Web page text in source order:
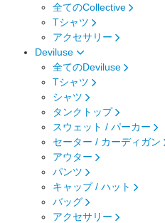
全てのCollective
Tシャツ
アクセサリー
Deviluse
全てのDeviluse
Tシャツ
シャツ
タンクトップ
スウェット / パーカー
セーター / カーディガン
アウター
パンツ
キャップ / ハット
バッグ
アクセサリー